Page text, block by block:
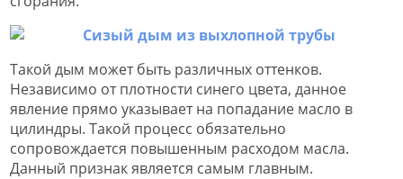
Такой дым может быть различных оттенков.
Независимо от плотности синего цвета, данное
явление прямо указывает на попадание масло в
цилиндры. Такой процесс обязательно
сопровождается повышенным расходом масла.
Данный признак является самым главным.